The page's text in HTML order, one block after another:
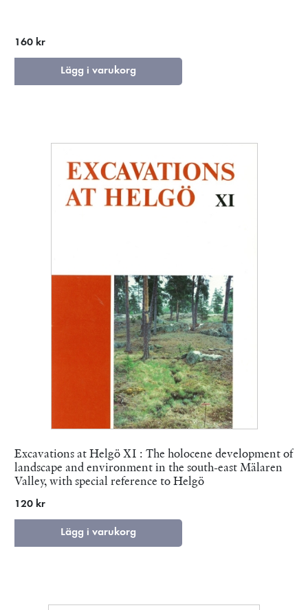
160 kr
Lägg i varukorg
Excavations at Helgö XI : The holocene development of
landscape and environment in the south-east Mälaren
Valley, with special reference to Helgö
120 kr
Lägg i varukorg